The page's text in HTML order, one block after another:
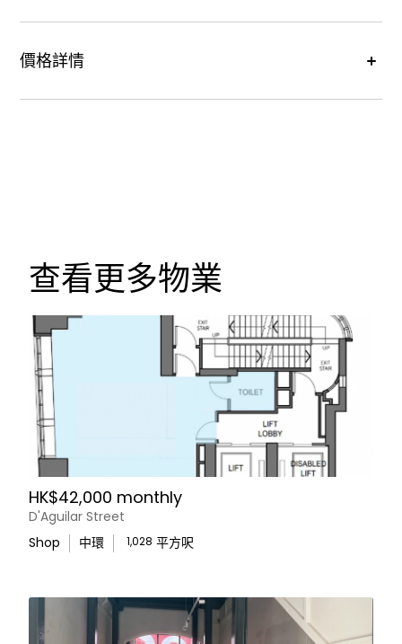
Air空調
Deck
propane_tankGas Supply
價格詳情
租金價格 : 每月港幣504,360元
查看更多物業
HK$42,000 monthly
D'Aguilar Street
Shop
中環 1,028 平方呎